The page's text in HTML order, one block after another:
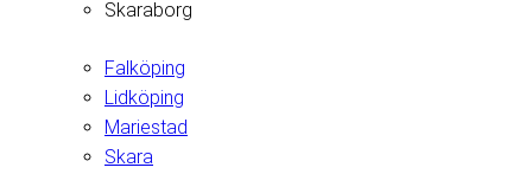
Skaraborg
Falköping
Lidköping
Mariestad
Skara